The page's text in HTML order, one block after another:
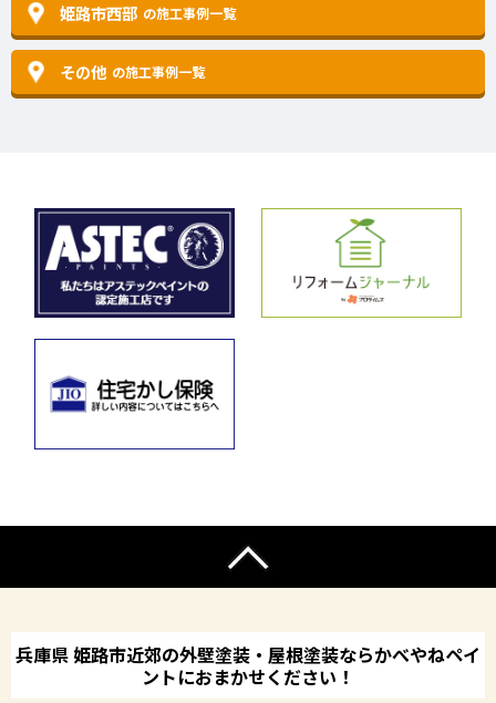
姫路市西部 の施工事例一覧
その他 の施工事例一覧
兵庫県 姫路市近郊の外壁塗装・屋根塗装ならかべやねペイ
ントにおまかせください！